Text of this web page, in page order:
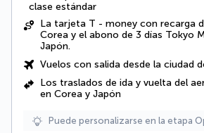
clase estándar
La tarjeta T - money con recarga
Corea y el abono de 3 días Tokyo
Japón.
Vuelos con salida desde la ciudad
Los traslados de ida y vuelta del
en Corea y Japón
Puede personalizarse en la etapa